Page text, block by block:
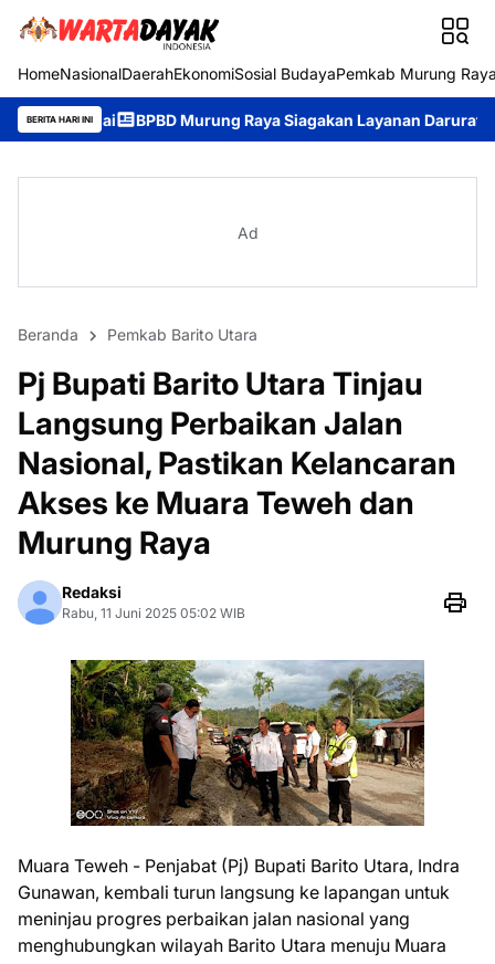
HomeNasionalDaerahEkonomiSosial BudayaPemkab Murung
BERITA HARI INI
Murung Raya Siagakan Layanan Darurat 24 Jam,
Ad
Beranda Pemkab Barito Utara
Pj Bupati Barito Utara Tinjau
Langsung Perbaikan Jalan
Nasional, Pastikan Kelancaran
Akses ke Muara Teweh dan
Murung Raya
Redaksi
Rabu, 11 Juni 2025 05:02 WIB
Muara Teweh - Penjabat (Pj) Bupati Barito Utara, Indra
Gunawan, kembali turun langsung ke lapangan untuk
meninjau progres perbaikan jalan nasional yang
menghubungkan wilayah Barito Utara menuju Muara